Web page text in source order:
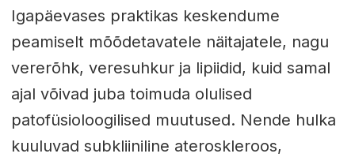
Igapäevases praktikas keskendume
peamiselt mõõdetavatele näitajatele, nagu
vererõhk, veresuhkur ja lipiidid, kuid samal
ajal võivad juba toimuda olulised
patofüsioloogilised muutused. Nende hulka
kuuluvad subkliiniline ateroskleroos,